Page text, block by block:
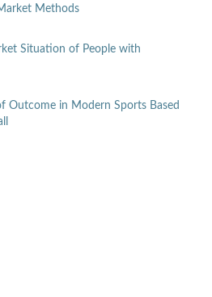
Methods
Situation of People with
Outcome in Modern Sports Based